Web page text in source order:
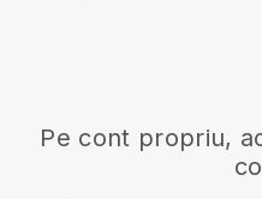
Pe cont propriu,